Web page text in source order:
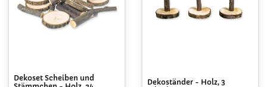
Dekoset Scheiben und
Dekoständer - Holz, 3